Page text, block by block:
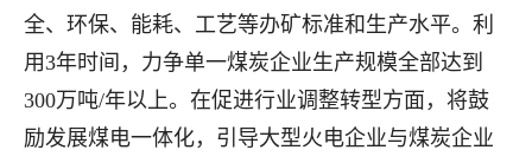
全、环保、能耗、工艺等办矿标准和生产水平。利
用3年时间，力争单一煤炭企业生产规模全部达到
300万吨/年以上。在促进行业调整转型方面，将鼓
励发展煤电一体化，引导大型火电企业与煤炭企业